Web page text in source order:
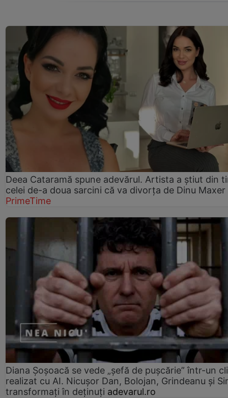
Deea Cataramă spune adevărul. Artista a știut din
celei de-a doua sarcini că va divorța de Dinu Maxer
PrimeTime
Diana Șoșoacă se vede „șefă de pușcărie” într-un
realizat cu AI. Nicușor Dan, Bolojan, Grindeanu și
transformați în deținuți adevarul.ro